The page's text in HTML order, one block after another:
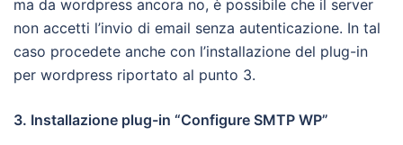
ma da wordpress ancora no, è possibile che il server
non accetti l’invio di email senza autenticazione. In tal
caso procedete anche con l’installazione del plug-in
per wordpress riportato al punto 3.
3. Installazione plug-in “Configure SMTP WP”